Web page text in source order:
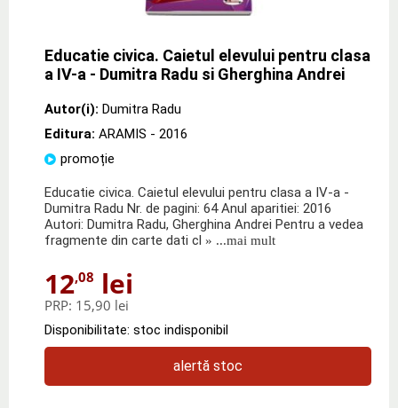
Educatie civica. Caietul elevului pentru clasa
a IV-a - Dumitra Radu si Gherghina Andrei
Autor(i): Dumitra Radu
Editura: ARAMIS - 2016
promoție
Educatie civica. Caietul elevului pentru clasa a IV-a -
Dumitra Radu Nr. de pagini: 64 Anul aparitiei: 2016
Autori: Dumitra Radu, Gherghina Andrei Pentru a vedea
fragmente din carte dati cl » ...mai mult
12,08 lei
PRP: 15,90 lei
Disponibilitate: stoc indisponibil
alertă stoc